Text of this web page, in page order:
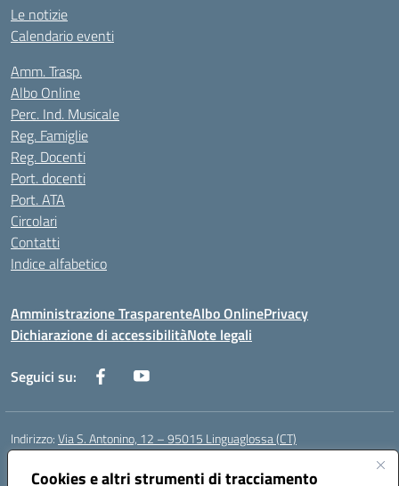
Cookies e altri strumenti di tracciamento
Le notizie
Calendario eventi
Amm. Trasp.
Albo Online
Perc. Ind. Musicale
Reg. Famiglie
Reg. Docenti
Port. docenti
Port. ATA
Circolari
Contatti
Indice alfabetico
Amministrazione TrasparenteAlbo OnlinePrivacy
Dichiarazione di accessibilitàNote legali
Seguici su:
Indirizzo:Via S. Antonino, 12 – 95015 Linguaglossa (CT)
Centralino:
Posta elettronica certificata (PEC):ctic83200r@pec.istruzione.it